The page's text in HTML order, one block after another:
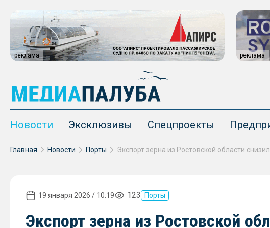
реклама реклама
Новости Эксклюзивы Спецпроекты
Главная Новости Порты
19 января 2026 / 10:19 123 Порты
Экспорт зерна из Ростовской